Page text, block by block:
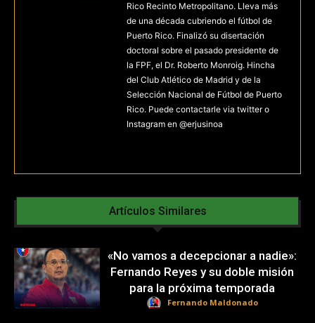
Rico Recinto Metropolitano. Lleva más
de una década cubriendo el fútbol de
Puerto Rico. Finalizó su disertación
doctoral sobre el pasado presidente de
la FPF, el Dr. Roberto Monroig. Hincha
del Club Atlético de Madrid y de la
Selección Nacional de Fútbol de Puerto
Rico. Puede contactarle via twitter o
Instagram en @erjusinoa
Artículos Similares
«No vamos a decepcionar a nadie»:
Fernando Reyes y su doble misión
para la próxima temporada
Fernando Maldonado